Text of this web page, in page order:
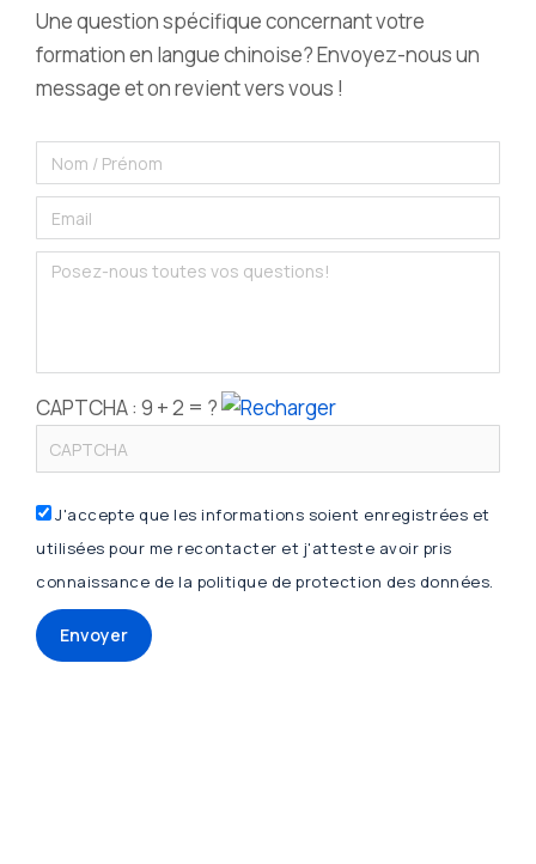
Une question spécifique concernant votre
formation en langue chinoise? Envoyez-nous un
message et on revient vers vous !
CAPTCHA : 9 + 2 = ?
J'accepte que les informations soient enregistrées et
utilisées pour me recontacter et j'atteste avoir pris
connaissance de la politique de protection des données.
Envoyer